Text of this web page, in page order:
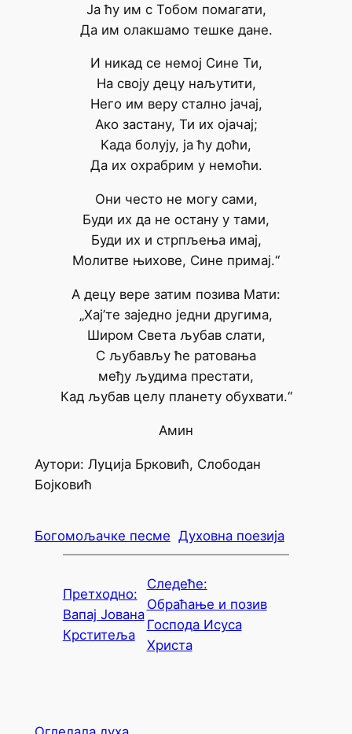
Ја ћу им с Тобом помагати,
Да им олакшамо тешке дане.
И никад се немој Сине Ти,
На своју децу наљутити,
Него им веру стално јачај,
Ако застану, Ти их ојачај;
Када болују, ја ћу доћи,
Да их охрабрим у немоћи.
Они често не могу сами,
Буди их да не остану у тами,
Буди их и стрпљења имај,
Молитве њихове, Сине примај.“
А децу вере затим позива Мати:
„Хај’те заједно једни другима,
Широм Света љубав слати,
С љубављу ће ратовања
међу људима престати,
Кад љубав целу планету обухвати.“
Амин
Аутори: Луција Брковић, Слободан
Бојковић
Богомољачке песме Духовна поезија
Претходно:
Вапај Јована
Крститеља
Следеће:
Обраћање и позив
Господа Исуса
Христа